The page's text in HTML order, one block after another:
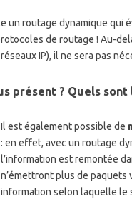
routage dynamique qui
de routage ! Au-
IP), il ne sera pas
présent ? Quels
Il est également possible de
: en effet, avec un routage
l’information est remontée
n’émettront plus de paquets
information selon laquelle le